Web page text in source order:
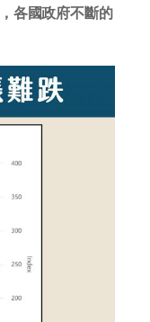
，各國政府不斷的